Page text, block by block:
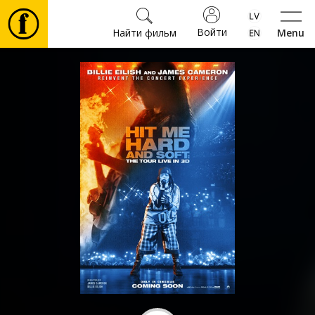
Menu
Войти
Найти фильм
Фильмы
Культура
Мероприятия
Новости
Подарки